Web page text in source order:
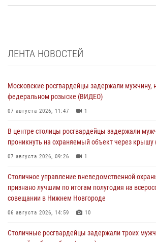
ЛЕНТА НОВОСТЕЙ
Московские росгвардейцы задержали мужчину,
федеральном розыске (ВИДЕО)
07 августа 2026, 11:47 1
В центре столицы росгвардейцы задержали
проникнуть на охраняемый объект через крышу
07 августа 2026, 09:26 1
Столичное управление вневедомственной
признано лучшим по итогам полугодия на
совещании в Нижнем Новгороде
06 августа 2026, 14:59 10
Столичные росгвардейцы задержали троих